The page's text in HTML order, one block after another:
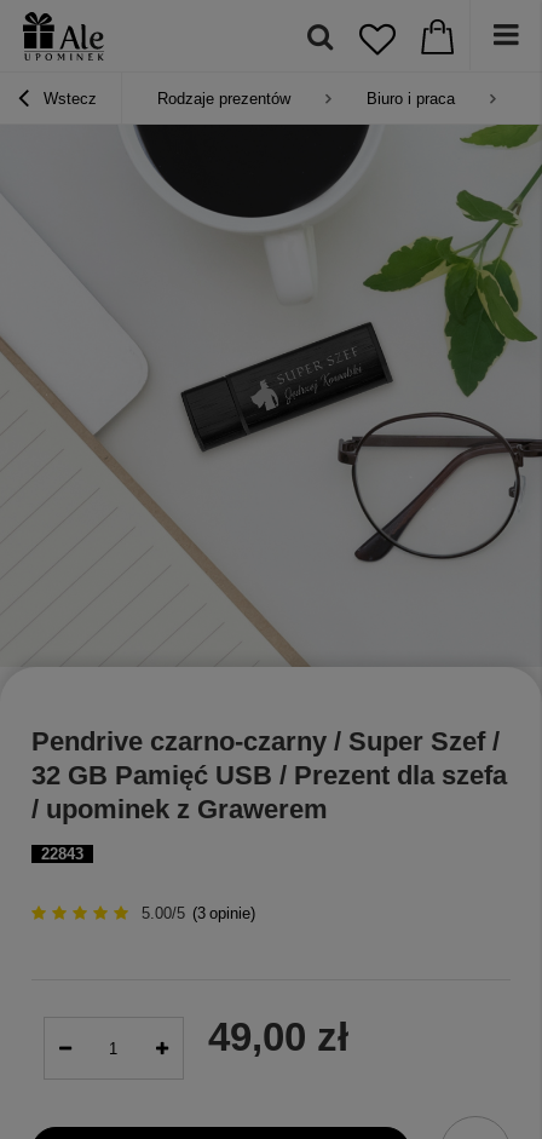
Wstecz Rodzaje prezentów Biuro i praca
22843
Pendrive czarno-czarny / Super Szef /
32 GB Pamięć USB / Prezent dla szefa
/ upominek z Grawerem
5.00/5 (3 opinie)
49,00 zł